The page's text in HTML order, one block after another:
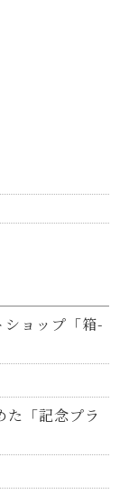
ョップ「箱-
た「記念プラ